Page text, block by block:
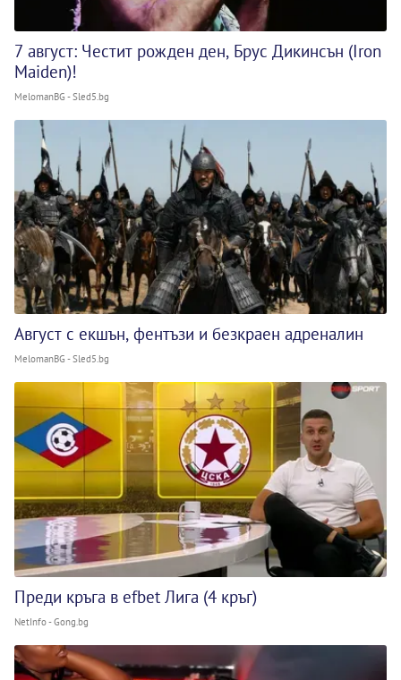
7 август: Честит рожден ден, Брус Дикинсън (Iron
Maiden)!
MelomanBG - Sled5.bg
Август с екшън, фентъзи и безкраен адреналин
MelomanBG - Sled5.bg
Преди кръга в efbet Лига (4 кръг)
NetInfo - Gong.bg